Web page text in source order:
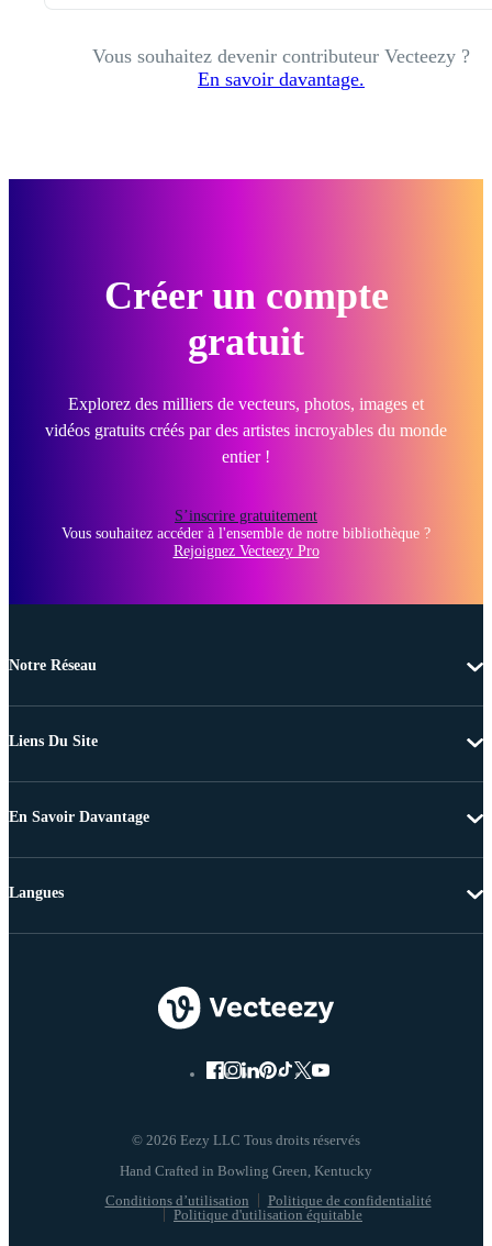
Vous souhaitez devenir contributeur Vecteezy ?
En savoir davantage.
Créer un compte
gratuit
Explorez des milliers de vecteurs, photos, images et
vidéos gratuits créés par des artistes incroyables du monde
entier !
S’inscrire gratuitement
Vous souhaitez accéder à l'ensemble de notre bibliothèque ?
Rejoignez Vecteezy Pro
Notre Réseau
Liens Du Site
En Savoir Davantage
© 2026 Eezy LLC Tous droits réservés
Conditions d’utilisation
Politique de confidentialité
Politique d'utilisation équitable
Langues